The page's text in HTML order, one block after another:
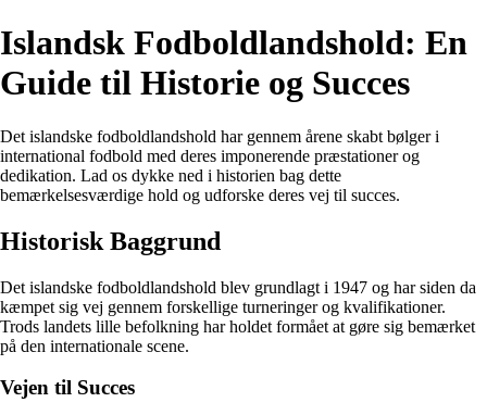
Islandsk Fodboldlandshold: En
Guide til Historie og Succes
Det islandske fodboldlandshold har gennem årene skabt bølger i
international fodbold med deres imponerende præstationer og
dedikation. Lad os dykke ned i historien bag dette
bemærkelsesværdige hold og udforske deres vej til succes.
Historisk Baggrund
Det islandske fodboldlandshold blev grundlagt i 1947 og har siden da
kæmpet sig vej gennem forskellige turneringer og kvalifikationer.
Trods landets lille befolkning har holdet formået at gøre sig bemærket
på den internationale scene.
Vejen til Succes